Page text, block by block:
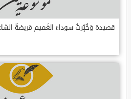
قصيدة وَخُبِّرتُ سوداءَ الغَميم مَريضةٌ